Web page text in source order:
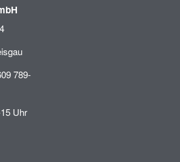
789-
Uhr